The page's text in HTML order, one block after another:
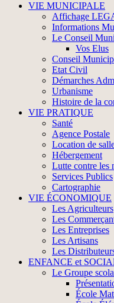
VIE MUNICIPALE
Affichage
Informations
Le Conseil
Vos Elus
Conseil
Etat Civil
Démarches
Urbanisme
Histoire de la
VIE PRATIQUE
Santé
Agence Postale
Location de
Hébergement
Lutte contre les
Services Publics
Cartographie
VIE ÉCONOMIQUE
Les Agriculteurs
Les
Les Entreprises
Les Artisans
Les
ENFANCE et
Le Groupe
École